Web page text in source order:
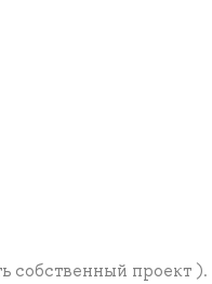
собcтвенный проект ).